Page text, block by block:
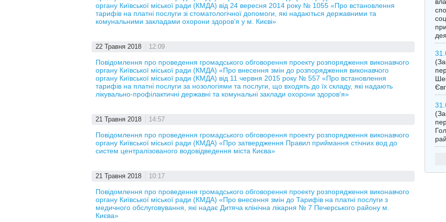
органу Київської міської ради (КМДА) від 24 вересня 2014 року № 1055 «Про встановлення
тарифів на платні послуги зі стоматологічної допомоги, які надаються державними та
комунальними закладами охорони здоров’я у м. Києві»
22 Травня 2018 12:09
Повідомлення про проведення громадського обговорення проекту розпорядження виконавчого
органу Київської міської ради (КМДА) «Про внесення змін до розпорядження виконавчого
органу Київської міської ради (КМДА) від 11 червня 2015 року № 557 «Про встановлення
тарифів на платні послуги за нозологіями та послуги, що входять до їх складу, які надають
лікувально-профілактичні державні та комунальні заклади охорони здоров’я»
21 Травня 2018 14:57
Повідомлення про проведення громадського обговорення проекту розпорядження виконавчого
органу Київської міської ради (КМДА) «Про затвердження Правил приймання стічних вод до
систем централізованого водовідведення міста Києва»
21 Травня 2018 10:17
Повідомлення про проведення громадського обговорення проекту розпорядження виконавчого
органу Київської міської ради (КМДА) «Про внесення змін до Тарифів на платні послуги з
медичного обслуговування, які надає Дитяча клінічна лікарня № 7 Печерського району м.
Києва»